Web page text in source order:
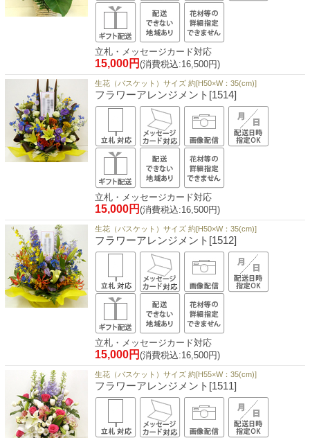
立札・メッセージカード対応
15,000円 (消費税込:16,500円)
生花（バスケット）サイズ 約[H50×W：35(cm)]
フラワーアレンジメント[1514]
立札・メッセージカード対応
15,000円 (消費税込:16,500円)
生花（バスケット）サイズ 約[H50×W：35(cm)]
フラワーアレンジメント[1512]
立札・メッセージカード対応
15,000円 (消費税込:16,500円)
生花（バスケット）サイズ 約[H55×W：35(cm)]
フラワーアレンジメント[1511]